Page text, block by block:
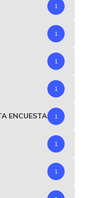
1
1
1
1
ENCUESTA 1
1
1